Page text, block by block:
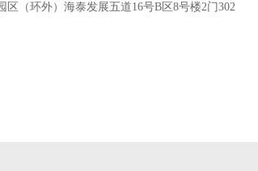
区（环外）海泰发展五道16号B区8号楼2门302